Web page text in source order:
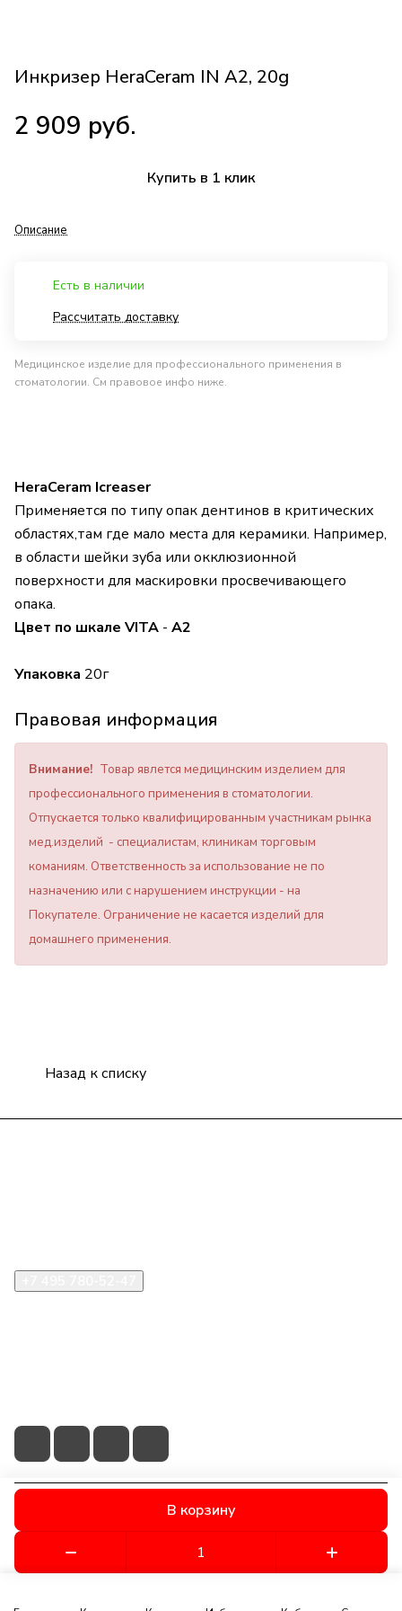
Инкризер HeraCeram IN A2, 20g
2 909 руб.
В корзину
Купить в 1 клик
Описание
Есть в наличии
Рассчитать доставку
Медицинское изделие для профессионального применения в
стоматологии. См правовое инфо ниже.
HeraCeram Icreaser
Применяется по типу опак дентинов в критических
областях,там где мало места для керамики. Например,
в области шейки зуба или окклюзионной
поверхности для маскировки просвечивающего
опака.
Цвет по шкале VITA - A2
Упаковка 20г
Правовая информация
Внимание! Товар явлется медицинским изделием для
профессионального применения в стоматологии.
Отпускается только квалифицированным участникам рынка
мед.изделий - специалистам, клиникам торговым
команиям. Ответственность за использование не по
назначению или с нарушением инструкции - на
Покупателе. Ограничение не касается изделий для
домашнего применения.
Назад к списку
© 2026 © S.T.I. Dent - Яркие решения